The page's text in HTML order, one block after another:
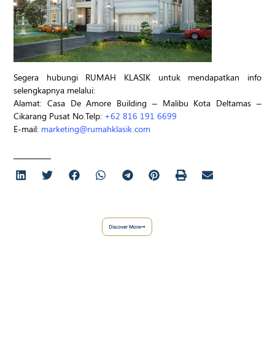
Segera hubungi RUMAH KLASIK untuk mendapatkan info
selengkapnya melalui:
Alamat: Casa De Amore Building – Malibu Kota Deltamas –
Cikarang Pusat No.Telp: +62 816 191 6699
E-mail: marketing@rumahklasik.com
Discover More